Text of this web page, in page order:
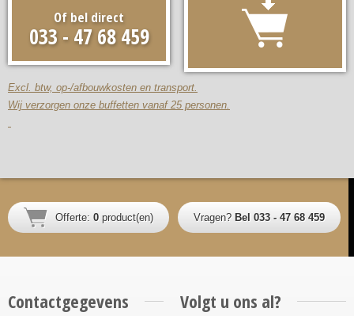
Of bel direct
033 - 47 68 459
Excl. btw, op-/afbouwkosten en transport.
Wij verzorgen onze buffetten vanaf 25 personen.
Offerte: 0 product(en) Vragen? Bel 033 - 47 68 459
Contactgegevens Volgt u ons al?